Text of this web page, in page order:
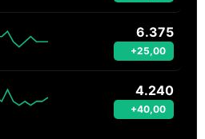
6.375
+25,00
4.240
+40,00